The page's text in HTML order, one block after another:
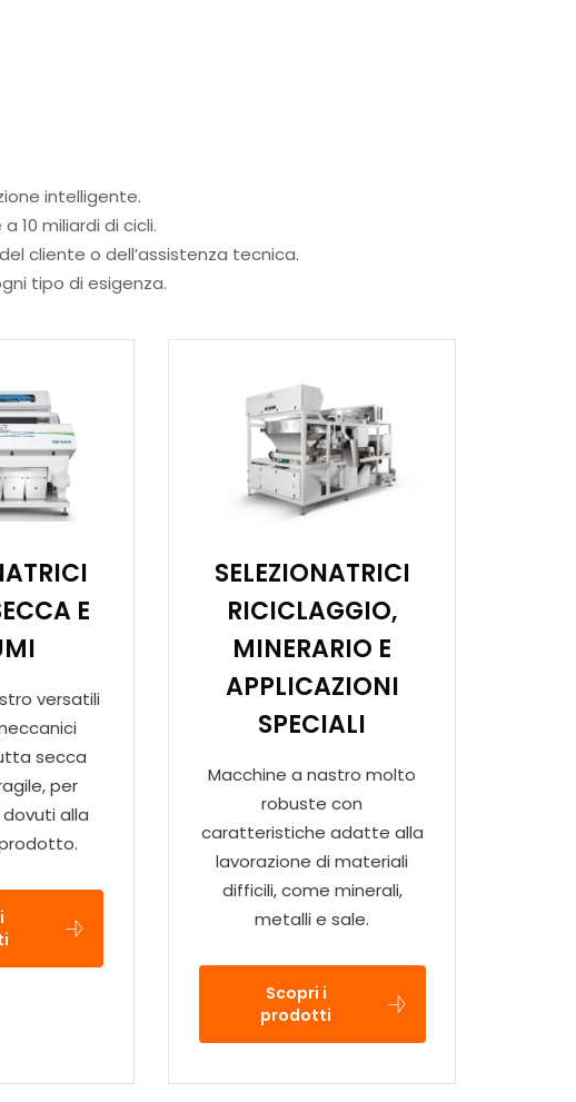
intelligente.
10 miliardi di cicli.
cliente o dell’assistenza tecnica.
tipo di esigenza.
E
versatili
secca
per
alla
SELEZIONATRICI
RICICLAGGIO,
MINERARIO E
APPLICAZIONI
SPECIALI
Macchine a nastro molto
robuste con
caratteristiche adatte alla
lavorazione di materiali
difficili, come minerali,
metalli e sale.
Scopri i
prodotti